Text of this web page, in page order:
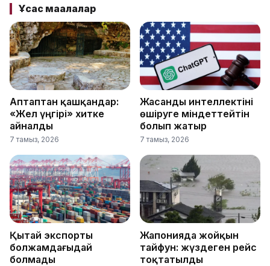
Ұқсас мақалалар
Аптаптан қашқандар:
«Жел үңгірі» хитке
айналды
7 тамыз, 2026
Жасанды интеллектіні
өшіруге міндеттейтін
болып жатыр
7 тамыз, 2026
Қытай экспорты
болжамдағыдай
болмады
Жапонияда жойқын
тайфун: жүздеген рейс
тоқтатылды